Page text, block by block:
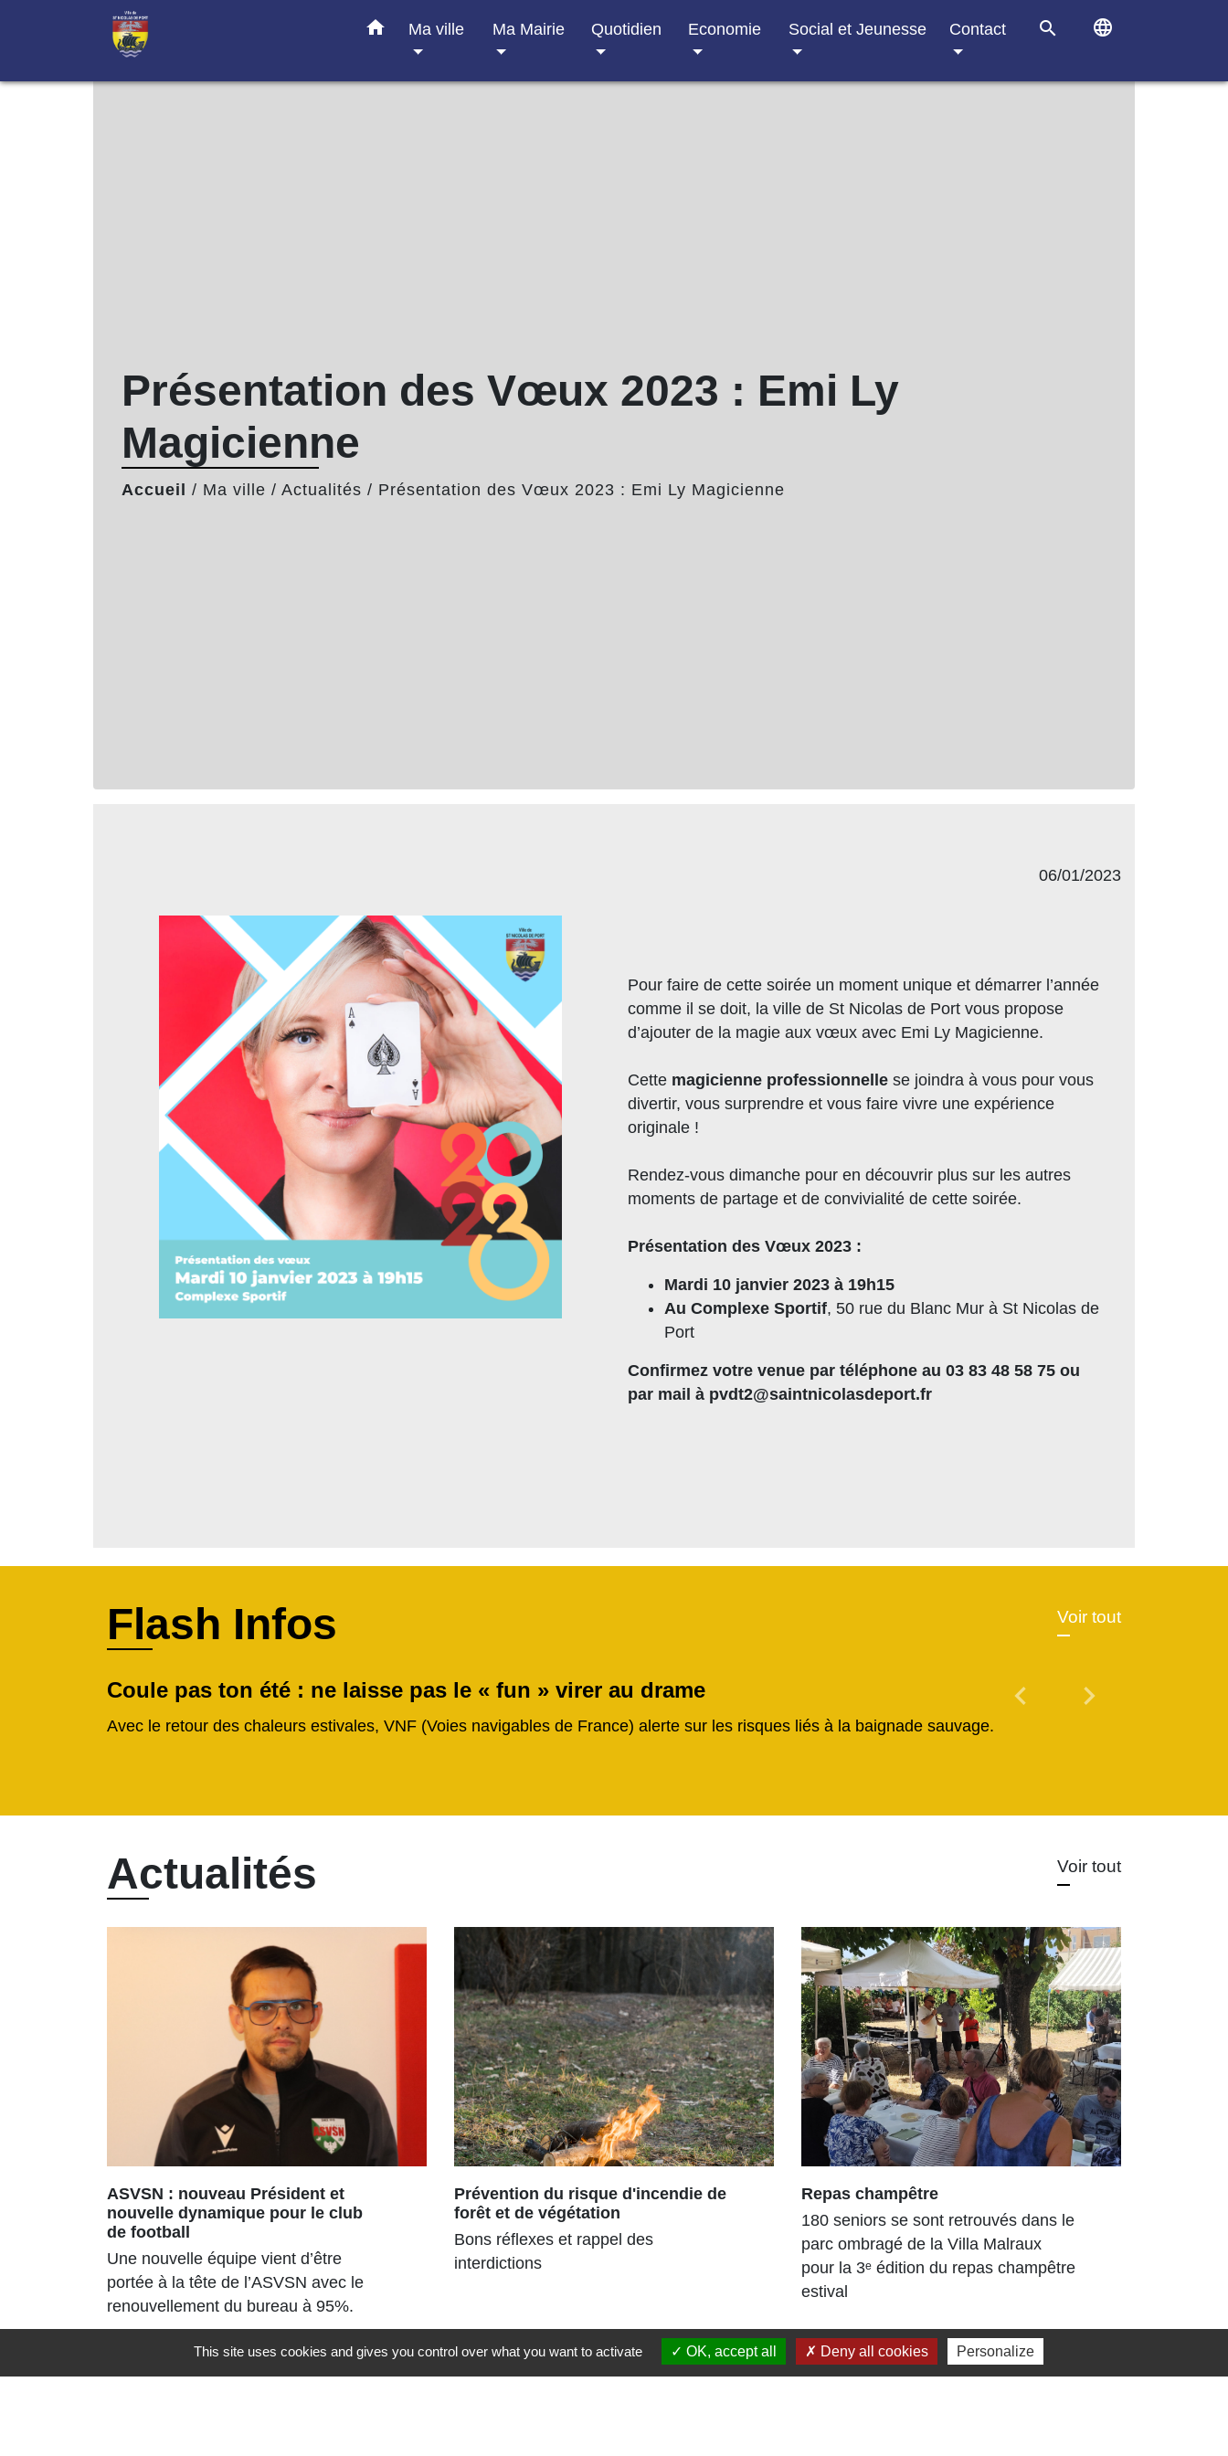
home Ma ville Ma Mairie Quotidien Economie Social et Jeunesse Contact search language
Présentation des Vœux 2023 : Emi Ly
Magicienne
Accueil / Ma ville / Actualités / Présentation des Vœux 2023 : Emi Ly Magicienne
06/01/2023
Pour faire de cette soirée un moment unique et démarrer l’année
comme il se doit, la ville de St Nicolas de Port vous propose
d’ajouter de la magie aux vœux avec Emi Ly Magicienne.
Cette magicienne professionnelle se joindra à vous pour vous
divertir, vous surprendre et vous faire vivre une expérience
originale !
Rendez-vous dimanche pour en découvrir plus sur les autres
moments de partage et de convivialité de cette soirée.
Présentation des Vœux 2023 :
Mardi 10 janvier 2023 à 19h15
Au Complexe Sportif, 50 rue du Blanc Mur à St Nicolas de
Port
Confirmez votre venue par téléphone au 03 83 48 58 75 ou
par mail à pvdt2@saintnicolasdeport.fr
Flash Infos Voir tout
Coule pas ton été : ne laisse pas le « fun » virer au drame
Avec le retour des chaleurs estivales, VNF (Voies navigables de France) alerte sur les risques liés à la baignade sauvage.
chevron_left Previous
chevron_right
Actualités Voir tout
ASVSN : nouveau Président et
nouvelle dynamique pour le club
de football
Une nouvelle équipe vient d’être
portée à la tête de l’ASVSN avec le
renouvellement du bureau à 95%.
Prévention du risque d'incendie de
forêt et de végétation
Bons réflexes et rappel des
interdictions
Repas champêtre
180 seniors se sont retrouvés dans le
parc ombragé de la Villa Malraux
pour la 3ᵉ édition du repas champêtre
estival
ont...
This site uses cookies and gives you control over what you want to activate OK, accept all Deny all cookies Personalize